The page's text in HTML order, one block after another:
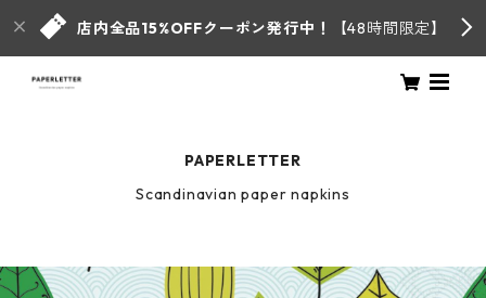
店内全品15%OFFクーポン発行中！ 【48時間限定】
PAPERLETTER
Scandinavian paper napkins